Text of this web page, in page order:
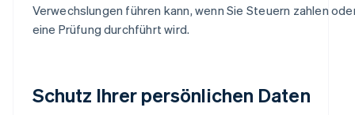
Verwechslungen führen kann, wenn Sie Steuern zahlen
eine Prüfung durchführt wird.
Schutz Ihrer persönlichen Daten